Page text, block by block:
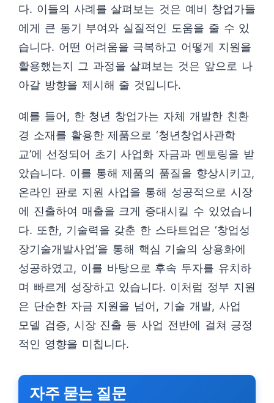
다. 이들의 사례를 살펴보는 것은 예비 창업가들
에게 큰 동기 부여와 실질적인 도움을 줄 수 있
습니다. 어떤 어려움을 극복하고 어떻게 지원을
활용했는지 그 과정을 살펴보는 것은 앞으로 나
아갈 방향을 제시해 줄 것입니다.
예를 들어, 한 청년 창업가는 자체 개발한 친환
경 소재를 활용한 제품으로 ‘청년창업사관학
교’에 선정되어 초기 사업화 자금과 멘토링을 받
았습니다. 이를 통해 제품의 품질을 향상시키고,
온라인 판로 지원 사업을 통해 성공적으로 시장
에 진출하여 매출을 크게 증대시킬 수 있었습니
다. 또한, 기술력을 갖춘 한 스타트업은 ‘창업성
장기술개발사업’을 통해 핵심 기술의 상용화에
성공하였고, 이를 바탕으로 후속 투자를 유치하
며 빠르게 성장하고 있습니다. 이처럼 정부 지원
은 단순한 자금 지원을 넘어, 기술 개발, 사업
모델 검증, 시장 진출 등 사업 전반에 걸쳐 긍정
적인 영향을 미칩니다.
자주 묻는 질문